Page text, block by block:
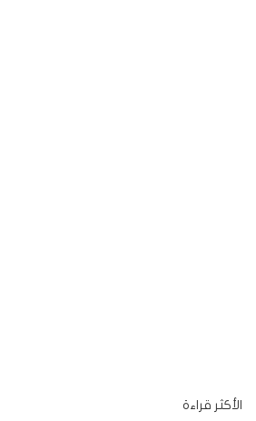
الأكثر قراءة